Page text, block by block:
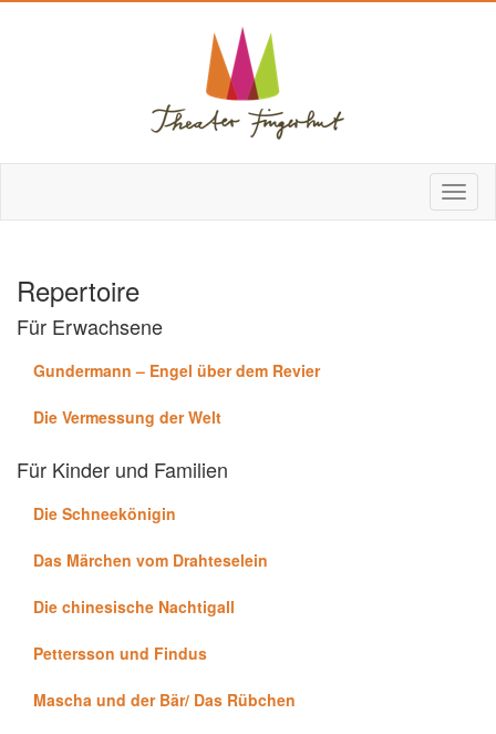
Repertoire
Für Erwachsene
Gundermann – Engel über dem Revier
Die Vermessung der Welt
Für Kinder und Familien
Die Schneekönigin
Das Märchen vom Drahteselein
Die chinesische Nachtigall
Pettersson und Findus
Mascha und der Bär/ Das Rübchen